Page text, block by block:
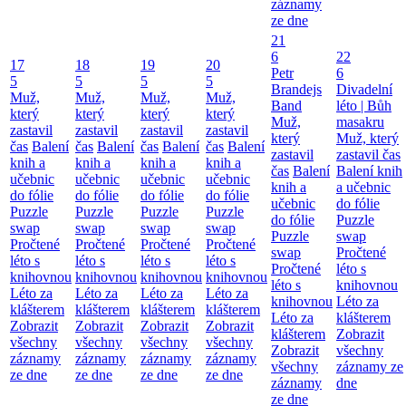
záznamy
ze dne
17
5
Muž,
který
zastavil
čas Balení
knih a
učebnic
do fólie
Puzzle
swap
Pročtené
léto s
knihovnou
Léto za
klášterem
Zobrazit
všechny
záznamy
ze dne
18
5
Muž,
který
zastavil
čas Balení
knih a
učebnic
do fólie
Puzzle
swap
Pročtené
léto s
knihovnou
Léto za
klášterem
Zobrazit
všechny
záznamy
ze dne
19
5
Muž,
který
zastavil
čas Balení
knih a
učebnic
do fólie
Puzzle
swap
Pročtené
léto s
knihovnou
Léto za
klášterem
Zobrazit
všechny
záznamy
ze dne
20
5
Muž,
který
zastavil
čas Balení
knih a
učebnic
do fólie
Puzzle
swap
Pročtené
léto s
knihovnou
Léto za
klášterem
Zobrazit
všechny
záznamy
ze dne
21
6
Petr
Brandejs
Band
Muž,
který
zastavil
čas Balení
knih a
učebnic
do fólie
Puzzle
swap
Pročtené
léto s
knihovnou
Léto za
klášterem
Zobrazit
všechny
záznamy
ze dne
22
6
Divadelní
léto | Bůh
masakru
Muž, který
zastavil čas
Balení knih
a učebnic
do fólie
Puzzle
swap
Pročtené
léto s
knihovnou
Léto za
klášterem
Zobrazit
všechny
záznamy ze
dne